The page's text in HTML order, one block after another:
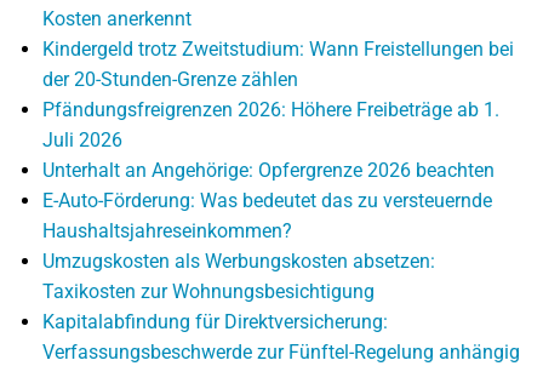
Kosten anerkennt
Kindergeld trotz Zweitstudium: Wann Freistellungen bei
der 20-Stunden-Grenze zählen
Pfändungsfreigrenzen 2026: Höhere Freibeträge ab 1.
Juli 2026
Unterhalt an Angehörige: Opfergrenze 2026 beachten
E-Auto-Förderung: Was bedeutet das zu versteuernde
Haushaltsjahreseinkommen?
Umzugskosten als Werbungskosten absetzen:
Taxikosten zur Wohnungsbesichtigung
Kapitalabfindung für Direktversicherung:
Verfassungsbeschwerde zur Fünftel-Regelung anhängig